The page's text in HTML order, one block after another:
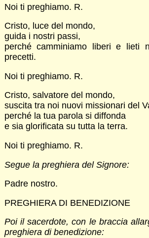
Noi ti preghiamo. R.
Cristo, luce del mondo,
guida i nostri passi,
perché camminiamo liberi e lieti
precetti.
Noi ti preghiamo. R.
Cristo, salvatore del mondo,
suscita tra noi nuovi missionari del
perché la tua parola si diffonda
e sia glorificata su tutta la terra.
Noi ti preghiamo. R.
Segue la preghiera del Signore:
Padre nostro.
PREGHIERA DI BENEDIZIONE
Poi il sacerdote, con le braccia
preghiera di benedizione: